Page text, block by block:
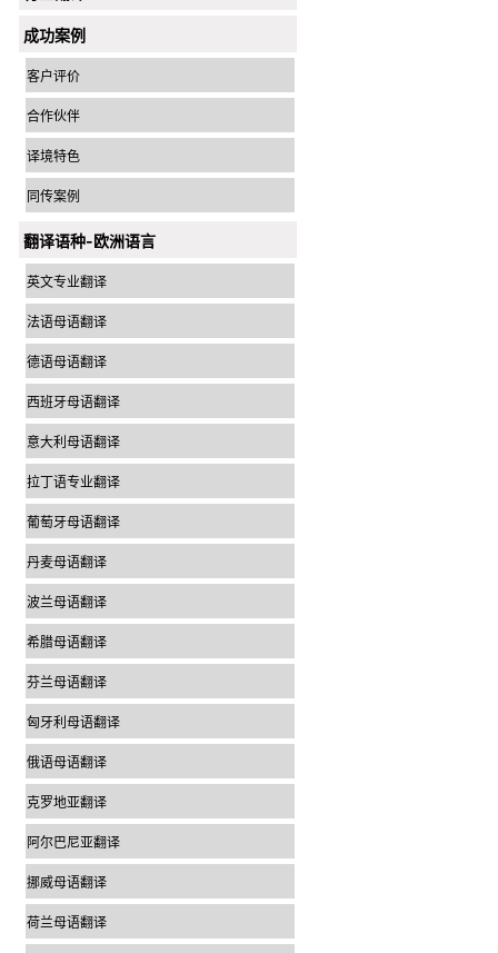
成功案例
客户评价
合作伙伴
译境特色
同传案例
翻译语种-欧洲语言
英文专业翻译
法语母语翻译
德语母语翻译
西班牙母语翻译
意大利母语翻译
拉丁语专业翻译
葡萄牙母语翻译
丹麦母语翻译
波兰母语翻译
希腊母语翻译
芬兰母语翻译
匈牙利母语翻译
俄语母语翻译
克罗地亚翻译
阿尔巴尼亚翻译
挪威母语翻译
荷兰母语翻译